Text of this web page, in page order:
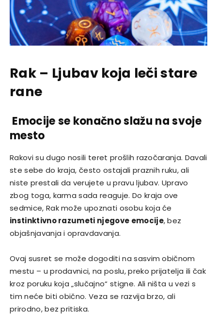
Rak – Ljubav koja leči stare
rane
Emocije se konačno slažu na svoje
mesto
Rakovi su dugo nosili teret prošlih razočaranja. Davali
ste sebe do kraja, često ostajali praznih ruku, ali
niste prestali da verujete u pravu ljubav. Upravo
zbog toga, karma sada reaguje. Do kraja ove
sedmice, Rak može upoznati osobu koja će
instinktivno razumeti njegove emocije, bez
objašnjavanja i opravdavanja.
Ovaj susret se može dogoditi na sasvim običnom
mestu – u prodavnici, na poslu, preko prijatelja ili čak
kroz poruku koja „slučajno“ stigne. Ali ništa u vezi s
tim neće biti obično. Veza se razvija brzo, ali
prirodno, bez pritiska.